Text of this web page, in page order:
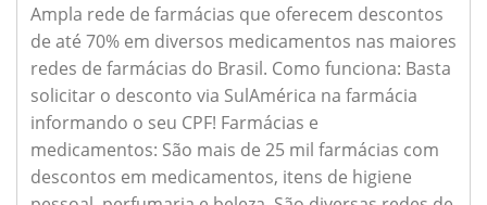
Ampla rede de farmácias que oferecem descontos
de até 70% em diversos medicamentos nas maiores
redes de farmácias do Brasil. Como funciona: Basta
solicitar o desconto via SulAmérica na farmácia
informando o seu CPF! Farmácias e
medicamentos: São mais de 25 mil farmácias com
descontos em medicamentos, itens de higiene